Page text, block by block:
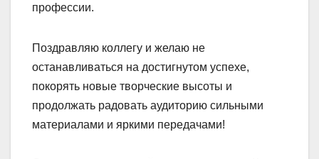
профессии.
Поздравляю коллегу и желаю не
останавливаться на достигнутом успехе,
покорять новые творческие высоты и
продолжать радовать аудиторию сильными
материалами и яркими передачами!